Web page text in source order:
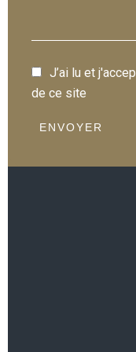
J’ai lu et
de ce site
ENVOYER